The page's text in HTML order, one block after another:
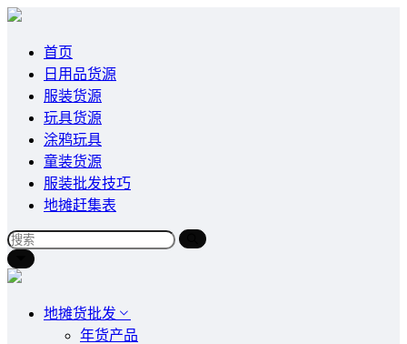
首页
日用品货源
服装货源
玩具货源
涂鸦玩具
童装货源
服装批发技巧
地摊赶集表
地摊货批发
年货产品